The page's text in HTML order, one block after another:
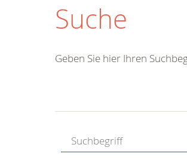
Suche
Geben Sie hier Ihren